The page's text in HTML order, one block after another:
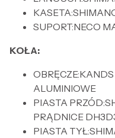
SUPORT:NECO
KOŁA:
ALUMINIOWE
PIASTA
PRĄDNICE
PIASTA